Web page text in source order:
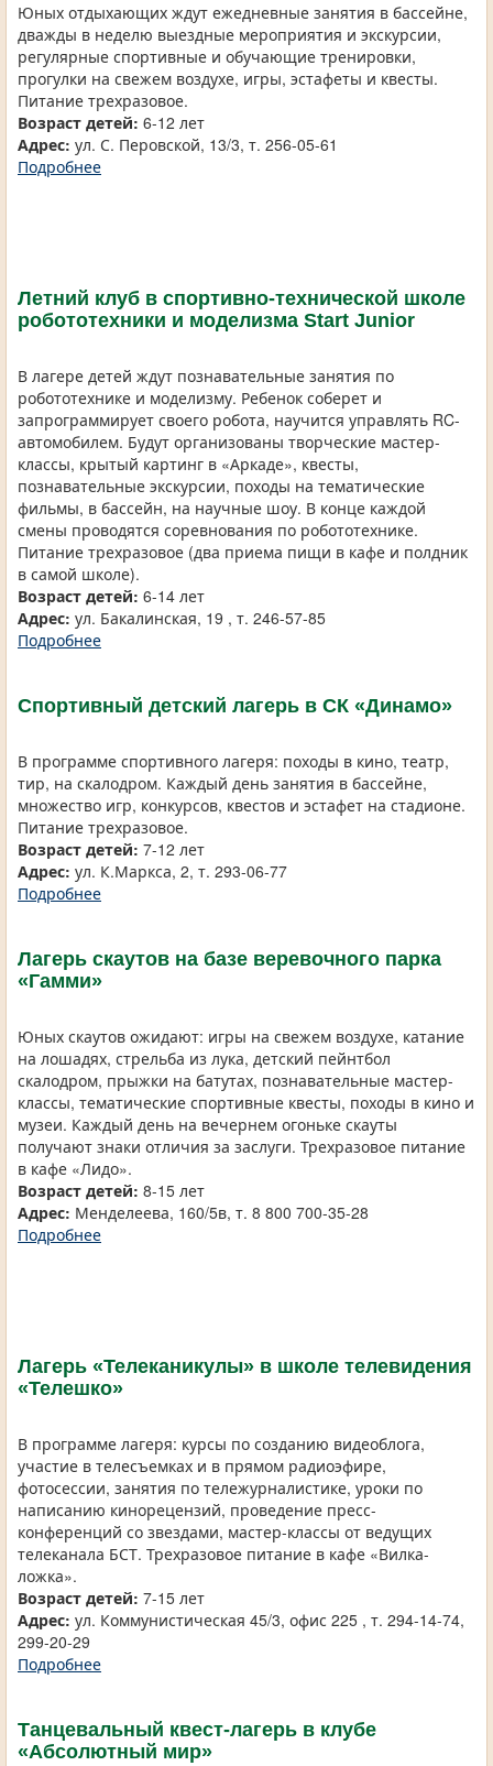
Юных отдыхающих ждут ежедневные занятия в бассейне,
дважды в неделю выездные мероприятия и экскурсии,
регулярные спортивные и обучающие тренировки,
прогулки на свежем воздухе, игры, эстафеты и квесты.
Питание трехразовое.
Возраст детей: 6-12 лет
Адрес: ул. С. Перовской, 13/3, т. 256-05-61
Подробнее
Летний клуб в спортивно-технической школе
робототехники и моделизма Start Junior
В лагере детей ждут познавательные занятия по
робототехнике и моделизму. Ребенок соберет и
запрограммирует своего робота, научится управлять RC-
автомобилем. Будут организованы творческие мастер-
классы, крытый картинг в «Аркаде», квесты,
познавательные экскурсии, походы на тематические
фильмы, в бассейн, на научные шоу. В конце каждой
смены проводятся соревнования по робототехнике.
Питание трехразовое (два приема пищи в кафе и полдник
в самой школе).
Возраст детей: 6-14 лет
Адрес: ул. Бакалинская, 19 , т. 246-57-85
Подробнее
Спортивный детский лагерь в СК «Динамо»
В программе спортивного лагеря: походы в кино, театр,
тир, на скалодром. Каждый день занятия в бассейне,
множество игр, конкурсов, квестов и эстафет на стадионе.
Питание трехразовое.
Возраст детей: 7-12 лет
Адрес: ул. К.Маркса, 2, т. 293-06-77
Подробнее
Лагерь скаутов на базе веревочного парка
«Гамми»
Юных скаутов ожидают: игры на свежем воздухе, катание
на лошадях, стрельба из лука, детский пейнтбол
скалодром, прыжки на батутах, познавательные мастер-
классы, тематические спортивные квесты, походы в кино и
музеи. Каждый день на вечернем огоньке скауты
получают знаки отличия за заслуги. Трехразовое питание
в кафе «Лидо».
Возраст детей: 8-15 лет
Адрес: Менделеева, 160/5в, т. 8 800 700-35-28
Подробнее
Лагерь «Телеканикулы» в школе телевидения
«Телешко»
В программе лагеря: курсы по созданию видеоблога,
участие в телесъемках и в прямом радиоэфире,
фотосессии, занятия по тележурналистике, уроки по
написанию кинорецензий, проведение пресс-
конференций со звездами, мастер-классы от ведущих
телеканала БСТ. Трехразовое питание в кафе «Вилка-
ложка».
Возраст детей: 7-15 лет
Адрес: ул. Коммунистическая 45/3, офис 225 , т. 294-14-74,
299-20-29
Подробнее
Танцевальный квест-лагерь в клубе
«Абсолютный мир»